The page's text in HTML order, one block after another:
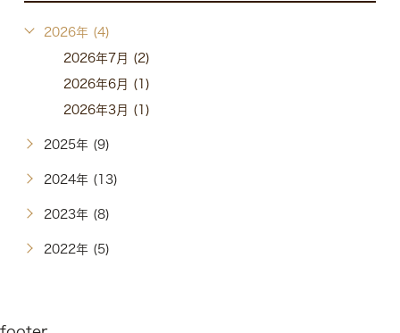
2026年 (4)
2026年7月 (2)
2026年6月 (1)
2026年3月 (1)
2025年 (9)
2024年 (13)
2023年 (8)
2022年 (5)